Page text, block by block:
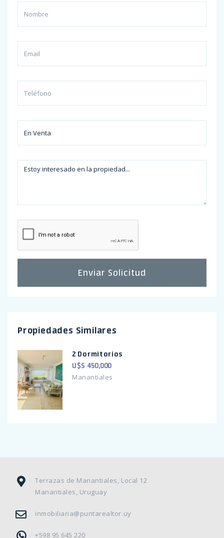
Enviar Solicitud
Propiedades Similares
2 Dormitorios
U$S 450,000
Manantiales
Terrazas de Manantiales, Local 12
Manantiales, Uruguay
inmobiliaria@puntarealtor.uy
+598 95 645 220